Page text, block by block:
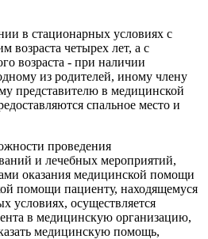
в стационарных условиях с
возраста четырех лет, а с
возраста - при наличии
из родителей, иному члену
представителю в медицинской
спальное место и
проведения
и лечебных мероприятий,
оказания медицинской помощи
помощи пациенту, находящемуся
условиях, осуществляется
в медицинскую организацию,
медицинскую помощь,